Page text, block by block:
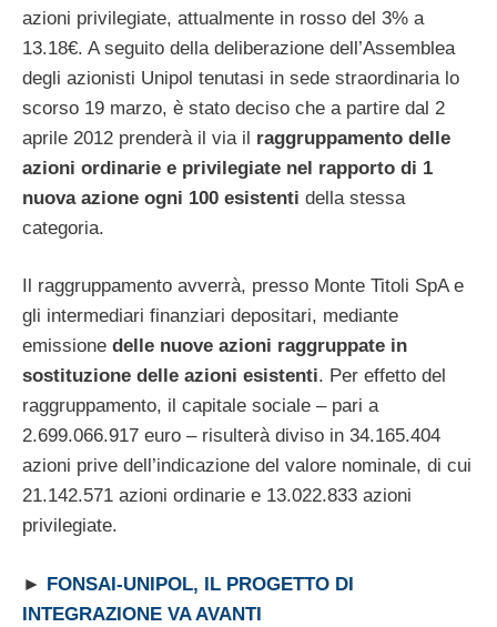
azioni privilegiate, attualmente in rosso del 3% a
13.18€. A seguito della deliberazione dell’Assemblea
degli azionisti Unipol tenutasi in sede straordinaria lo
scorso 19 marzo, è stato deciso che a partire dal 2
aprile 2012 prenderà il via il raggruppamento delle
azioni ordinarie e privilegiate nel rapporto di 1
nuova azione ogni 100 esistenti della stessa
categoria.
Il raggruppamento avverrà, presso Monte Titoli SpA e
gli intermediari finanziari depositari, mediante
emissione delle nuove azioni raggruppate in
sostituzione delle azioni esistenti. Per effetto del
raggruppamento, il capitale sociale – pari a
2.699.066.917 euro – risulterà diviso in 34.165.404
azioni prive dell’indicazione del valore nominale, di cui
21.142.571 azioni ordinarie e 13.022.833 azioni
privilegiate.
► FONSAI-UNIPOL, IL PROGETTO DI
INTEGRAZIONE VA AVANTI